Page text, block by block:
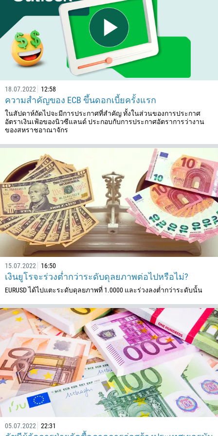
18.07.2022 12:58
ความสำคัญของ ECB ขึ้นดอกเบี้ยครั้งแรก
ในสัปดาห์ถัดไปจะมีการประกาศที่สำคัญ ทั้งในส่วนของการประกาศ
อัตราเงินเฟ้อของนิวซีแลนด์ ประกอบกับการประกาศอัตราการว่างาน
ของสหราชอาณาจักร
15.07.2022 16:50
เงินยูโรจะร่วงต่ำกว่าระดับดุลยภาพต่อไปหรือไม่?
EURUSD ได้ไปแตะระดับดุลยภาพที่ 1.0000 และร่วงลงต่ำกว่าระดับนั้น
05.07.2022 22:31